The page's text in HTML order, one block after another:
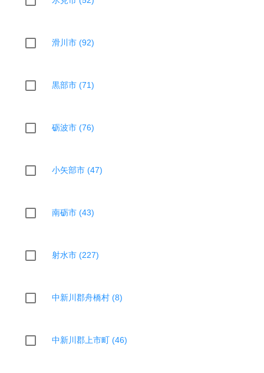
滑川市 (92)
黒部市 (71)
砺波市 (76)
小矢部市 (47)
南砺市 (43)
射水市 (227)
中新川郡舟橋村 (8)
中新川郡上市町 (46)